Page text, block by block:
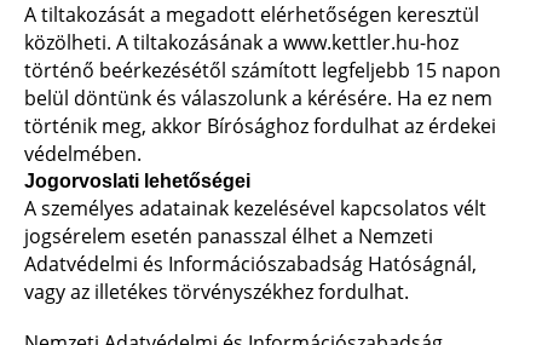
A tiltakozását a megadott elérhetőségen keresztül
közölheti. A tiltakozásának a www.kettler.hu-hoz
történő beérkezésétől számított legfeljebb 15 napon
belül döntünk és válaszolunk a kérésére. Ha ez nem
történik meg, akkor Bírósághoz fordulhat az érdekei
védelmében.
Jogorvoslati lehetőségei
A személyes adatainak kezelésével kapcsolatos vélt
jogsérelem esetén panasszal élhet a Nemzeti
Adatvédelmi és Információszabadság Hatóságnál,
vagy az illetékes törvényszékhez fordulhat.